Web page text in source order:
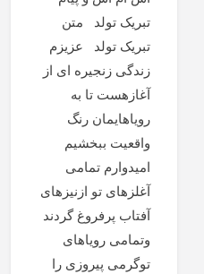
تبریک تولد متن
تبریک تولد عزیزم
زندگی زنجیره ای از
آغازهست تا به
رویاهایمان رنگ
واقعیت ببخشیم
امیدوارم تمامی
آغلزهای تو ازنیزهای
آفتاب پرفروغ گردند
وتمامی رویاهای
توگرمی پیروزی را